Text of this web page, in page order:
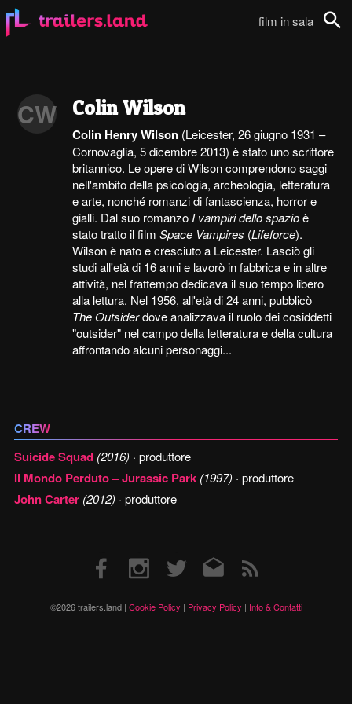
film in sala
CW Colin Wilson
Colin Henry Wilson (Leicester, 26 giugno 1931 –
Cornovaglia, 5 dicembre 2013) è stato uno scrittore
britannico. Le opere di Wilson comprendono saggi
nell'ambito della psicologia, archeologia, letteratura
e arte, nonché romanzi di fantascienza, horror e
gialli. Dal suo romanzo I vampiri dello spazioè
stato tratto il filmSpace Vampires (Lifeforce).
Wilson è nato e cresciuto a Leicester. Lasciò gli
studi all'età di 16 anni e lavorò in fabbrica e in altre
attività, nel frattempo dedicava il suo tempo libero
alla lettura. Nel 1956, all'età di 24 anni, pubblicò
The Outsiderdove analizzava il ruolo dei cosiddetti
"outsider" nel campo della letteratura e della cultura
affrontando alcuni personaggi...
CREW
Suicide Squad (2016) · produttore
Il Mondo Perduto – Jurassic Park (1997) · produttore
John Carter (2012) · produttore
©2026 trailers.land | Cookie Policy | Privacy Policy | Info & Contatti